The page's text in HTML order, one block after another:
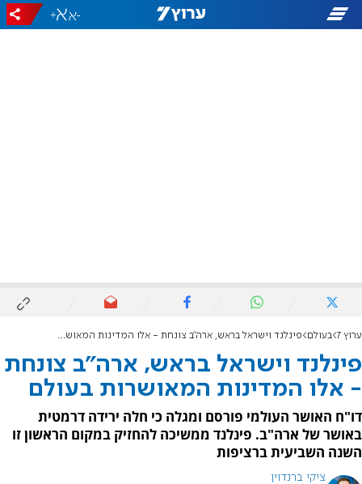
-
+
ערוץ 7 בעולם פינלנד וישראל בראש, ארה"ב צונחת - אלו המדינות המאושרות בעולם
פינלנד וישראל בראש, ארה"ב צונחת
- אלו המדינות המאושרות בעולם
דו"ח האושר העולמי פורסם ומגלה כי חלה ירידה דרמטית
באושר של ארה"ב. פינלנד ממשיכה להחזיק במקום הראשון זו
השנה השביעית ברציפות
ציקי ברנדוין